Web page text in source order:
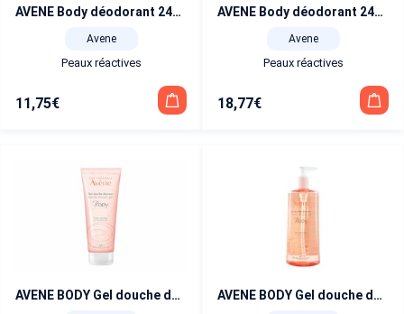
AVENE Body déodorant 24h 50 ml
Avene
Peaux réactives
11,75€
AVENE Body déodorant 24h duo 2×50 ml
Avene
Peaux réactives
18,77€
AVENE BODY Gel douche douceur 100 ml AVENE BODY Gel douche douceur 500 ml